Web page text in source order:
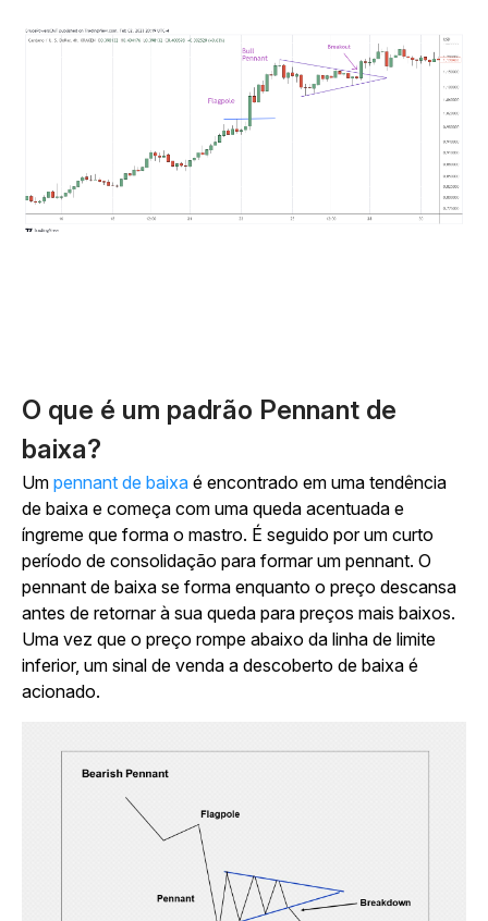
O que é um padrão Pennant de
baixa?
Um pennant de baixa é encontrado em uma tendência
de baixa e começa com uma queda acentuada e
íngreme que forma o mastro. É seguido por um curto
período de consolidação para formar um pennant. O
pennant de baixa se forma enquanto o preço descansa
antes de retornar à sua queda para preços mais baixos.
Uma vez que o preço rompe abaixo da linha de limite
inferior, um sinal de venda a descoberto de baixa é
acionado.